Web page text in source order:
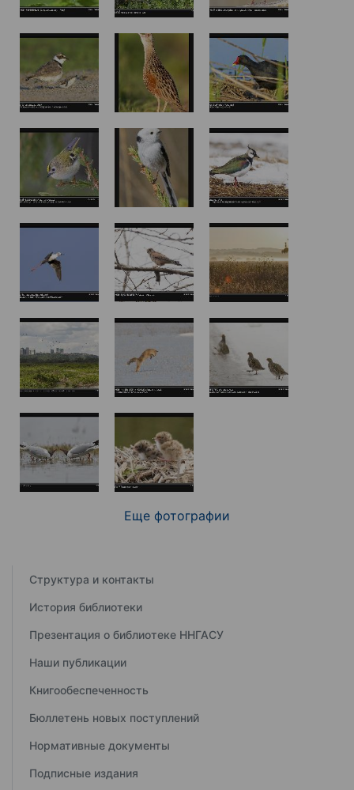
Еще фотографии
Структура и контакты
История библиотеки
Презентация о библиотеке ННГАСУ
Наши публикации
Книгообеспеченность
Бюллетень новых поступлений
Нормативные документы
Подписные издания